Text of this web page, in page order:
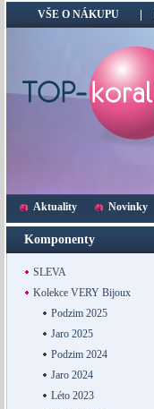
VŠE O NÁKUPU
Aktuality Novinky
Komponenty
SLEVA
Kolekce VERY Bijoux
Podzim 2025
Jaro 2025
Podzim 2024
Jaro 2024
Léto 2023